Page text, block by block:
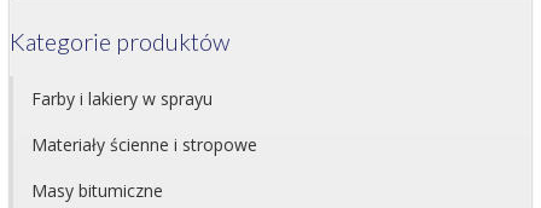
Kategorie produktów
Farby i lakiery w sprayu
Materiały ścienne i stropowe
Masy bitumiczne